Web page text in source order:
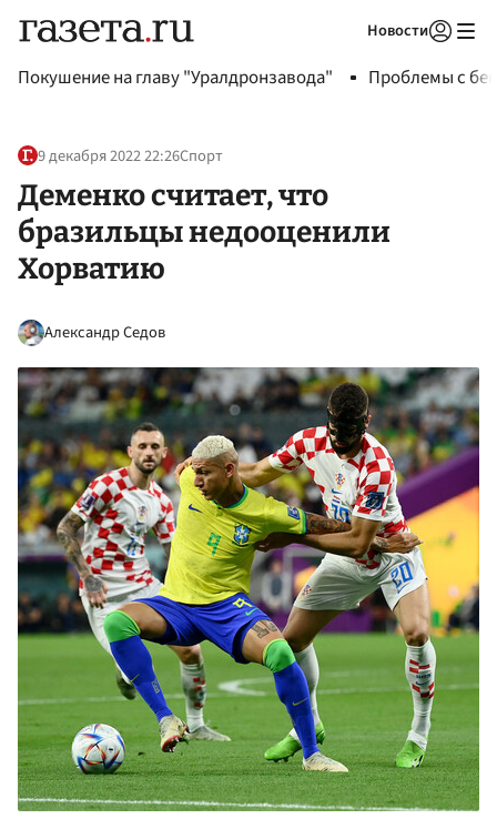
Новости
Покушение на главу "Уралдронзавода" Проблемы с
9 декабря 2022 22:26Спорт
Деменко считает, что
бразильцы недооценили
Хорватию
Александр Седов